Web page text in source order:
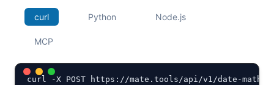
curl Python Node.js
MCP
curl -X POST https://mate.tools/api/v1/date-